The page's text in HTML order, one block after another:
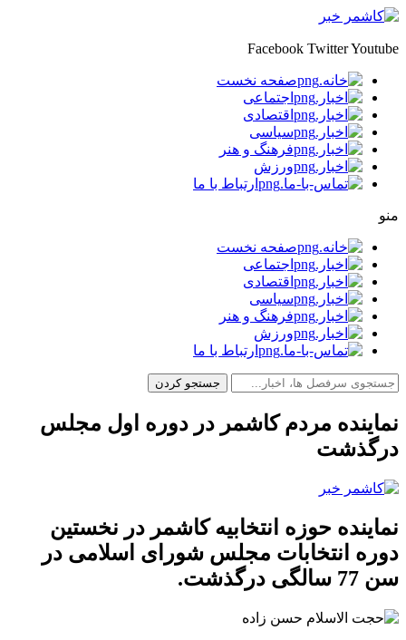
Facebook TwitterYoutube
صفحه نخست
اجتماعی
اقتصادی
سیاسی
فرهنگ و هنر
ورزش
ارتباط با ما
منو
صفحه نخست
اجتماعی
اقتصادی
سیاسی
فرهنگ و هنر
ورزش
ارتباط با ما
نماینده مردم کاشمر در دوره اول مجلس
درگذشت
نماینده حوزه انتخابیه کاشمر در نخستین
دوره انتخابات مجلس شورای اسلامی در
سن 77 سالگی درگذشت.